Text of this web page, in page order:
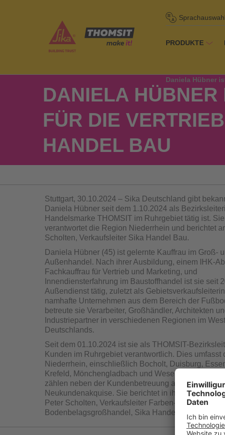
Sprachauswahl
PRODUKTE
Daniela Hübner
DANIELA HÜBNER
FÜR DIE
HANDEL BAU
Stuttgart, 30.10.2024 – Sika Deutschland gibt
Daniela Hübner seit dem 1.10.2024 als
Handelsmarke THOMSIT im Ruhrgebiet tätig ist. Sie
verantwortet die Region Niederrhein und berichtet
Scholten, Verkaufsleiter Sika Handel Bau.
Daniela Hübner (45) ist gelernte Kauffrau im Groß-
Außenhandel. Nach ihrer Ausbildung, einem IHK-
Fachkauffrau für Vertrieb und Marketing, und
Innendiensterfahrung im Baustoffhandel ist sie seit
Außendienst tätig, zuletzt als
namhafte Unternehmen aus dem Bereich der
betreute sie Verarbeiter, Großhändler, Architekten
Industriepartner in verschiedenen Regionen im
Deutschlands.
Seit dem 01.10.2024 ist sie als THOMSIT-
Kunden im Ruhrgebiet verantwortlich. Dies umfasst
Niederrhein, einschließlich Bocholt, Duisburg,
Krefeld, Mönchengladbach und Wesel. Zu ihren
zählen neben der Kundenbetreuung auch die
Neukundenakquise. Sie berichtet in ihrer neuen
Peter Scholten, Verkaufsleiter Farben- und
Bodenbelagsgroßhandel, Sika Handel Bau.
Wie Ende Februar 2024 bekanntgegeben, hat Sika